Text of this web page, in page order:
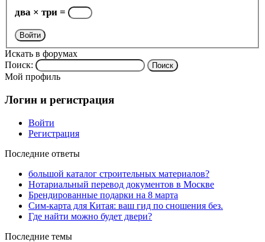
два × три =
Войти
Искать в форумах
Поиск:
Мой профиль
Логин и регистрация
Войти
Регистрация
Последние ответы
большой каталог строительных материалов?
Нотариальный перевод документов в Москве
Брендированные подарки на 8 марта
Сим-карта для Китая: ваш гид по сношения без.
Где найти можно будет двери?
Последние темы